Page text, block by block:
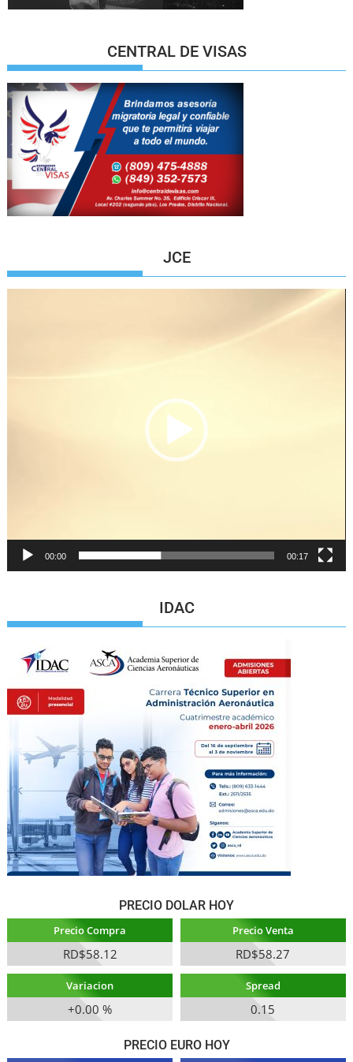
CENTRAL DE VISAS
JCE
00:00 00:17
IDAC
PRECIO DOLAR HOY
Precio Compra
RD$58.12
Precio Venta
RD$58.27
Variacion
+0.00 %
Spread
0.15
PRECIO EURO HOY